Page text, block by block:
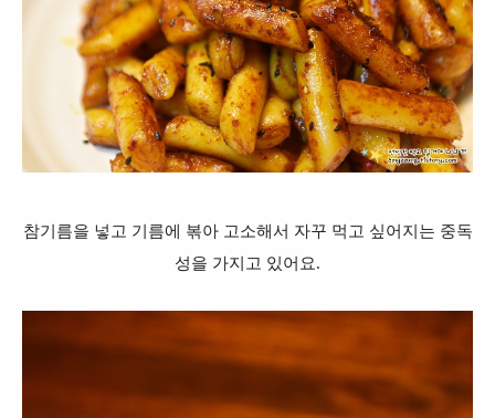
참기름을 넣고 기름에 볶아 고소해서 자꾸 먹고 싶어지는 중독
성을 가지고 있어요.